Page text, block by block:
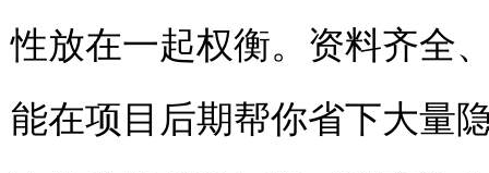
性放在一起权衡。资料齐全
能在项目后期帮你省下大量